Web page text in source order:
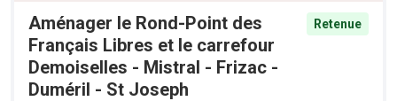
Aménager le Rond-Point des
Français Libres et le carrefour
Demoiselles - Mistral - Frizac -
Duméril - St Joseph
Retenue